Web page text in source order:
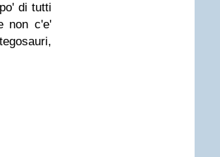
di tutti
non c'e'